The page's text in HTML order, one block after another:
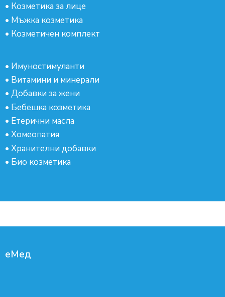
• Козметика за лице
• Мъжка козметика
• Козметичен комплект
• Имуностимуланти
• Витамини и минерали
• Добавки за жени
• Бебешка козметика
• Етерични масла
• Хомеопатия
• Хранителни добавки
• Био козметика
еМед